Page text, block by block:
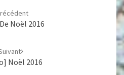
Noël 2016
Noël 2016